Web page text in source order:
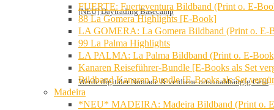
[NEU] Daytrading Basecamp
Werde digitaler Nomade & verdiene ortsunabhängig Geld
FUERTE: Fuerteventura Bildband (Print o. E-
88 La Gomera Highlights [E-Book]
LA GOMERA: La Gomera Bildband (Print o. E-
99 La Palma Highlights
LA PALMA: La Palma Bildband (Print o. E-
Kanaren Reiseführer-Bundle [E-Books als Set
Bildband Kanaren Bundle [E-Books als Set
Madeira
*NEU* MADEIRA: Madeira Bildband (Print o.